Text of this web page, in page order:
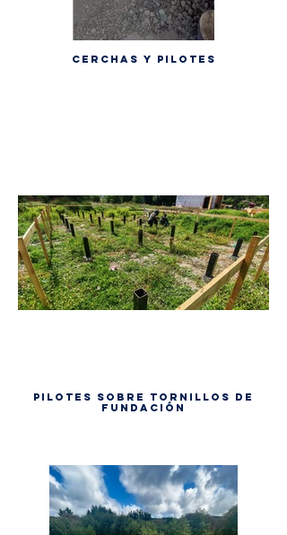
Cerchas y pilotes
Pilotes sobre tornillos de
fundación